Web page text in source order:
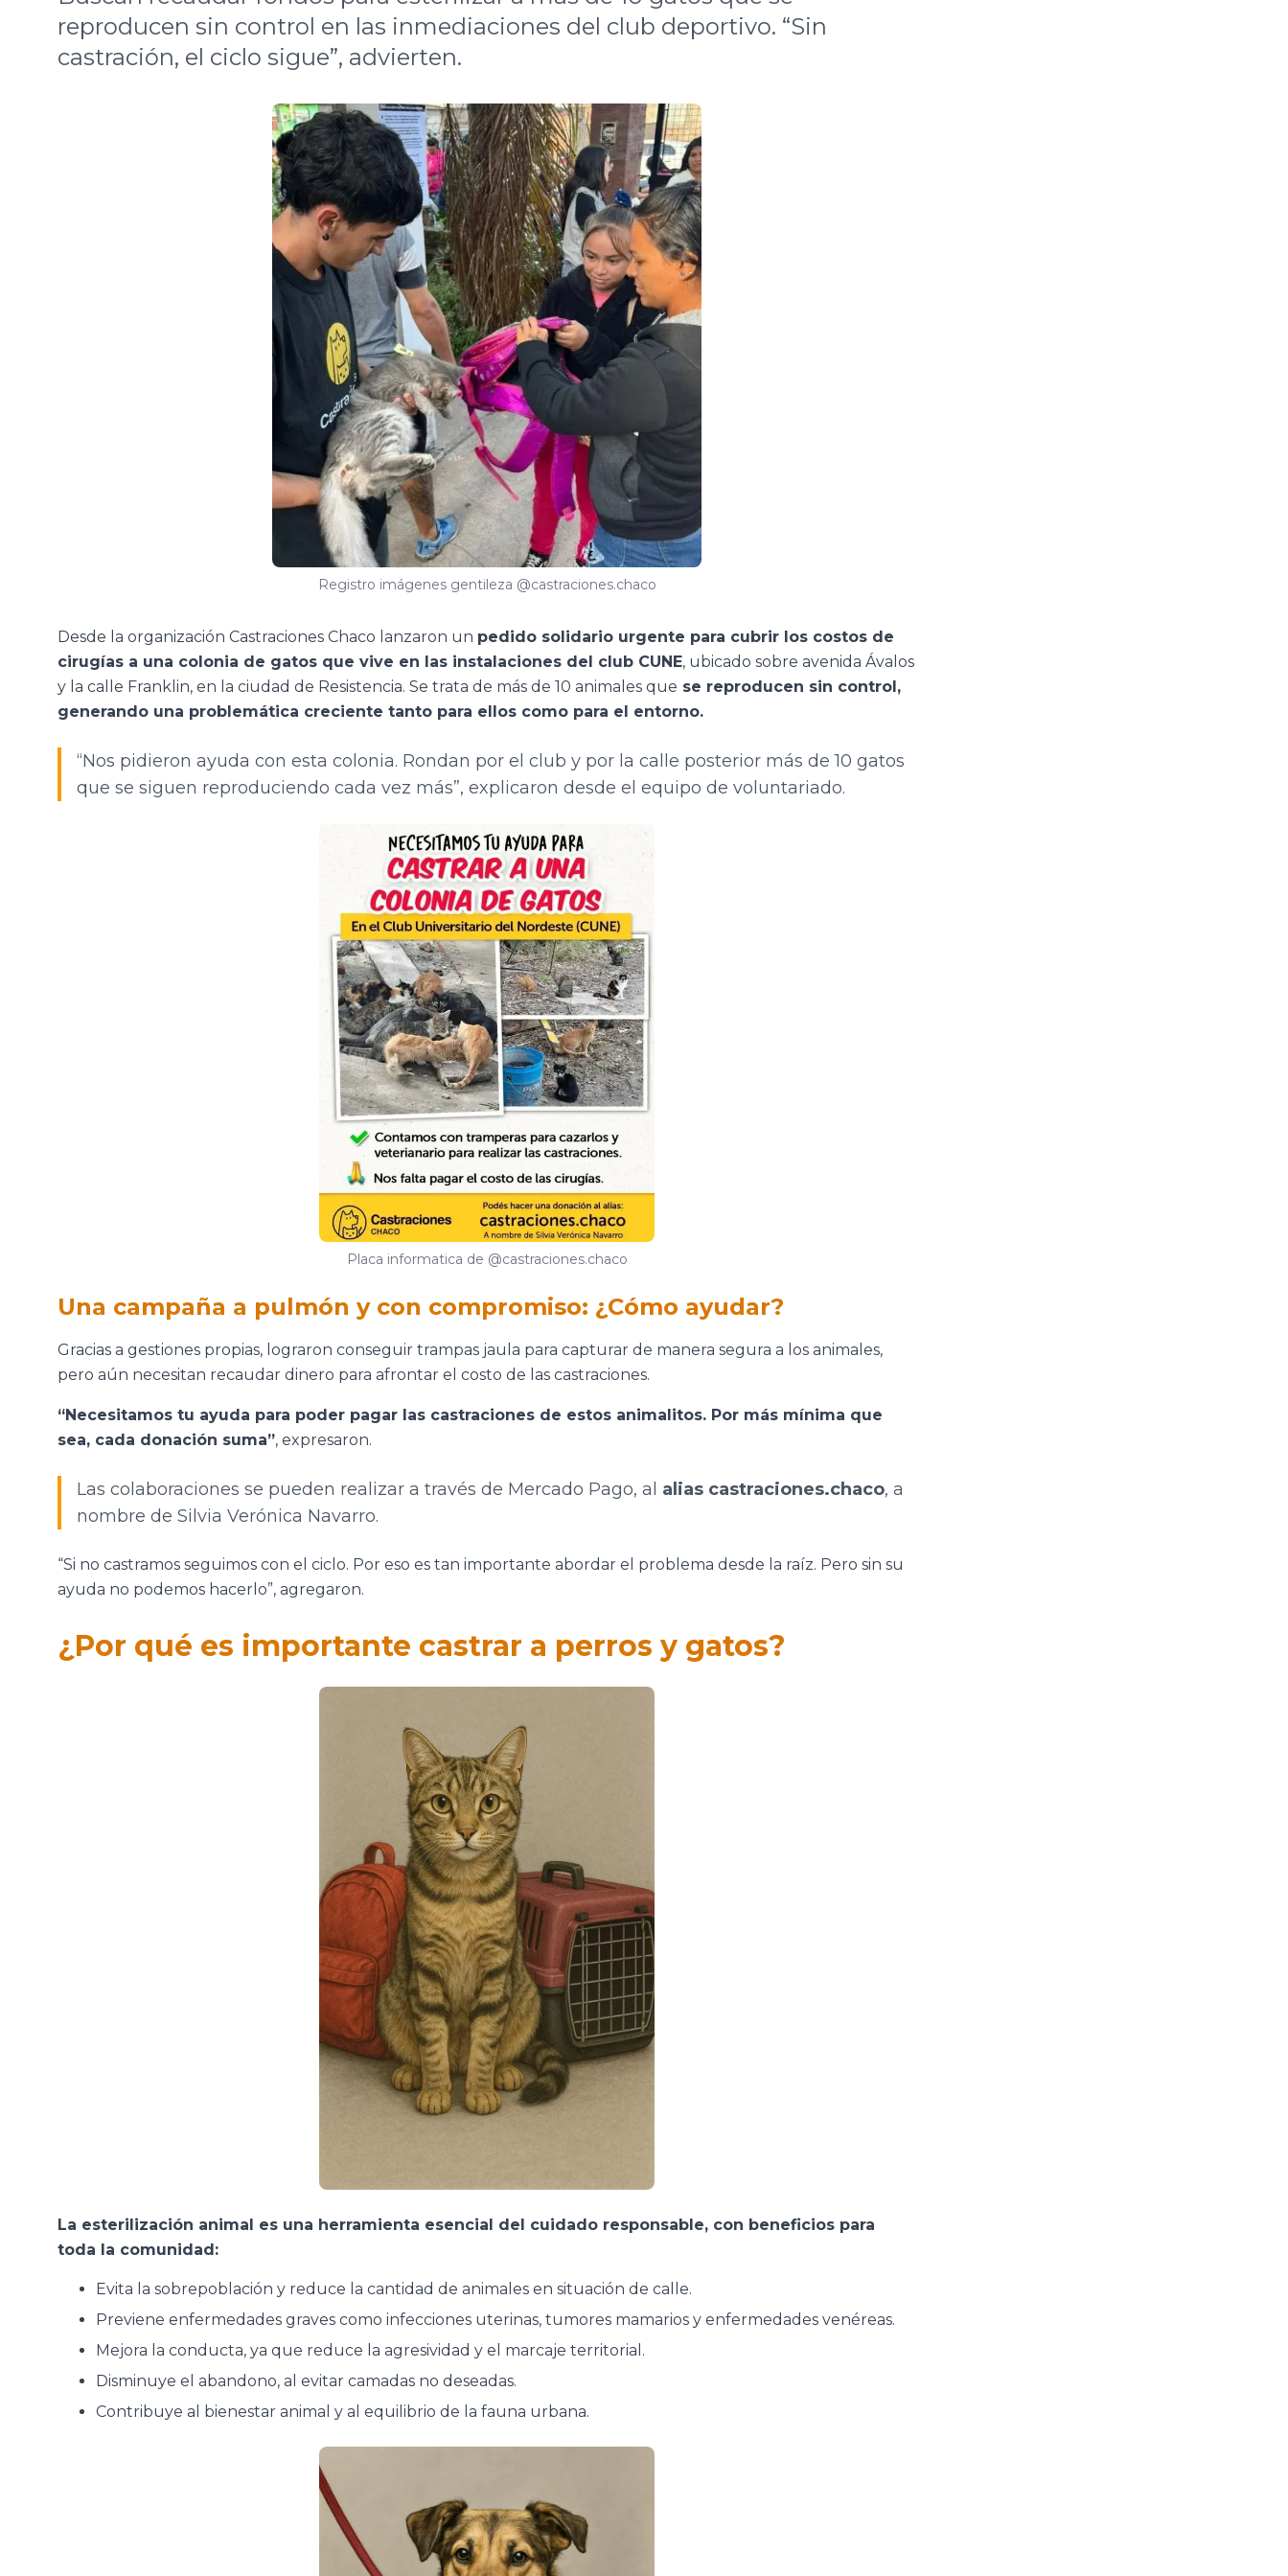
reproducen sin control en las inmediaciones del club deportivo. “Sin
castración, el ciclo sigue”, advierten.
Registro imágenes gentileza @castraciones.chaco
Desde la organización Castraciones Chaco lanzaron un pedido solidario urgente para cubrir los costos de
cirugías a una colonia de gatos que vive en las instalaciones del club CUNE, ubicado sobre avenida Ávalos
y la calle Franklin, en la ciudad de Resistencia. Se trata de más de 10 animales que se reproducen sin control,
generando una problemática creciente tanto para ellos como para el entorno.
“Nos pidieron ayuda con esta colonia. Rondan por el club y por la calle posterior más de 10 gatos
que se siguen reproduciendo cada vez más”, explicaron desde el equipo de voluntariado.
Placa informatica de @castraciones.chaco
Una campaña a pulmón y con compromiso: ¿Cómo ayudar?
Gracias a gestiones propias, lograron conseguir trampas jaula para capturar de manera segura a los animales,
pero aún necesitan recaudar dinero para afrontar el costo de las castraciones.
“Necesitamos tu ayuda para poder pagar las castraciones de estos animalitos. Por más mínima que
sea, cada donación suma”, expresaron.
Las colaboraciones se pueden realizar a través de Mercado Pago, al alias castraciones.chaco, a
nombre de Silvia Verónica Navarro.
“Si no castramos seguimos con el ciclo. Por eso es tan importante abordar el problema desde la raíz. Pero sin su
ayuda no podemos hacerlo”, agregaron.
¿Por qué es importante castrar a perros y gatos?
La esterilización animal es una herramienta esencial del cuidado responsable, con beneficios para
toda la comunidad:
Evita la sobrepoblación y reduce la cantidad de animales en situación de calle.
Previene enfermedades graves como infecciones uterinas, tumores mamarios y enfermedades venéreas.
Mejora la conducta, ya que reduce la agresividad y el marcaje territorial.
Disminuye el abandono, al evitar camadas no deseadas.
Contribuye al bienestar animal y al equilibrio de la fauna urbana.